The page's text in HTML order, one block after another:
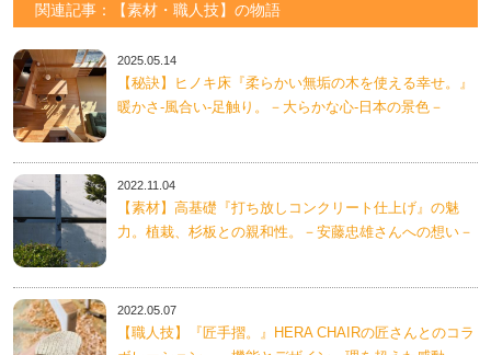
関連記事：【素材・職人技】の物語
2025.05.14
【秘訣】ヒノキ床『柔らかい無垢の木を使える幸せ。』
暖かさ-風合い-足触り。－大らかな心-日本の景色－
2022.11.04
【素材】高基礎『打ち放しコンクリート仕上げ』の魅
力。植栽、杉板との親和性。－安藤忠雄さんへの想い－
2022.05.07
【職人技】『匠手摺。』HERA CHAIRの匠さんとのコラ